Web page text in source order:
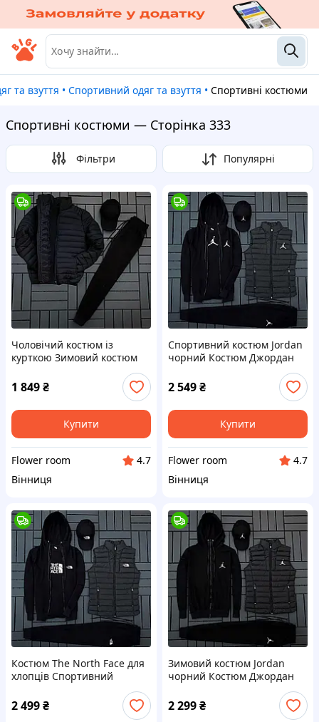
та взуття • Спортивний одяг та взуття • Спортивні костюми
Спортивні костюми — Сторінка 333
Фільтри Популярні
Чоловічий костюм із
курткою Зимовий костюм
1 849₴
Купити
Flower room
4.7
Вінниця
Спортивний костюм Jordan
чорний Костюм Джордан
на флісі зипка + штани +
футболка + жилетка+кепка
2 549₴
Купити
Flower room
4.7
Вінниця
Костюм The North Face для
хлопців Спортивний
костюм Зе Норт Фейс зіпка
штани футболка жилетка
кепка
2 499₴
Зимовий костюм Jordan
чорний Костюм Джордан
на флісі зипка + штани +
жилетка + кепка
2 299₴